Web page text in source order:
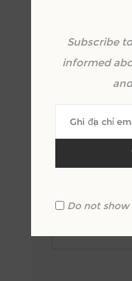
Subscribe
informed
Do not